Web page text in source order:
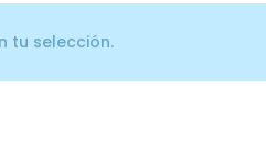
tu selección.